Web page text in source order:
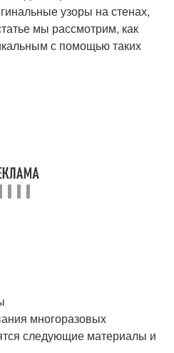
Дизайн для трафаретов
узоры на стенах,
мы рассмотрим, как
с помощью таких
многоразовых
следующие материалы и